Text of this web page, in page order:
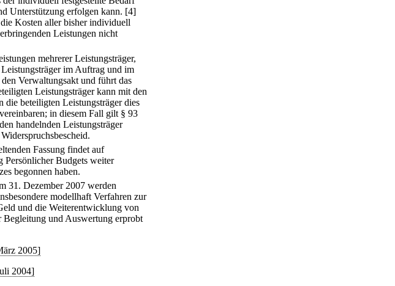
Unterstützung erfolgen kann. [4]
Kosten aller bisher individuell
Leistungen nicht
mehrerer Leistungsträger,
im Auftrag und im
Verwaltungsakt und führt das
Leistungsträger kann mit den
die beteiligten Leistungsträger dies
in diesem Fall gilt § 93
handelnden Leistungsträger
Fassung findet auf
Budgets weiter
begonnen haben.
31. Dezember 2007 werden
modellhaft Verfahren zur
und die Weiterentwicklung von
Begleitung und Auswertung erprobt
2005]
2004]